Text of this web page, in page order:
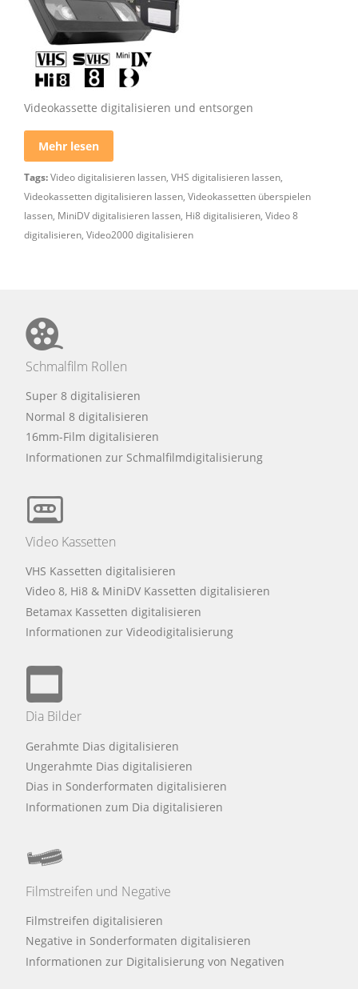
Videokassette digitalisieren und entsorgen
Mehr lesen
Tags:Video digitalisieren lassen, VHS digitalisieren lassen,
Videokassetten digitalisieren lassen, Videokassetten überspielen
lassen, MiniDV digitalisieren lassen, Hi8 digitalisieren, Video 8
digitalisieren, Video2000 digitalisieren
Schmalfilm Rollen
Super 8 digitalisieren
Normal 8 digitalisieren
16mm-Film digitalisieren
Informationen zur Schmalfilmdigitalisierung
Video Kassetten
VHS Kassetten digitalisieren
Video 8, Hi8 & MiniDV Kassetten digitalisieren
Betamax Kassetten digitalisieren
Informationen zur Videodigitalisierung
Dia Bilder
Gerahmte Dias digitalisieren
Ungerahmte Dias digitalisieren
Dias in Sonderformaten digitalisieren
Informationen zum Dia digitalisieren
Filmstreifen und Negative
Filmstreifen digitalisieren
Negative in Sonderformaten digitalisieren
Informationen zur Digitalisierung von Negativen